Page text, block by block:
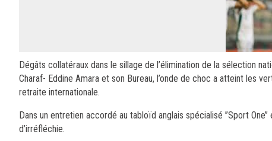
Dégâts collatéraux dans le sillage de l’élimination de la sélection
Charaf- Eddine Amara et son Bureau, l’onde de choc a atteint les
retraite internationale.
Dans un entretien accordé au tabloïd anglais spécialisé ’’Sport
d’irréfléchie.